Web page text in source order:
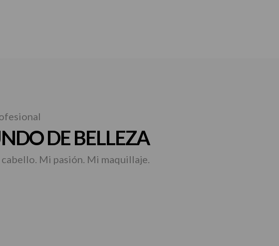
DE BELLEZA
Mi pasión. Mi maquillaje.